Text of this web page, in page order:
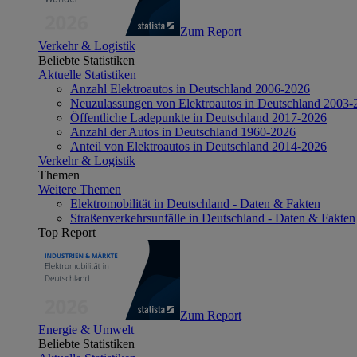
Zum Report
Verkehr & Logistik
Beliebte Statistiken
Aktuelle Statistiken
Anzahl Elektroautos in Deutschland 2006-2026
Neuzulassungen von Elektroautos in Deutschland 2003-
Öffentliche Ladepunkte in Deutschland 2017-2026
Anzahl der Autos in Deutschland 1960-2026
Anteil von Elektroautos in Deutschland 2014-2026
Verkehr & Logistik
Themen
Weitere Themen
Elektromobilität in Deutschland - Daten & Fakten
Straßenverkehrsunfälle in Deutschland - Daten & Fakten
Top Report
Zum Report
Energie & Umwelt
Beliebte Statistiken